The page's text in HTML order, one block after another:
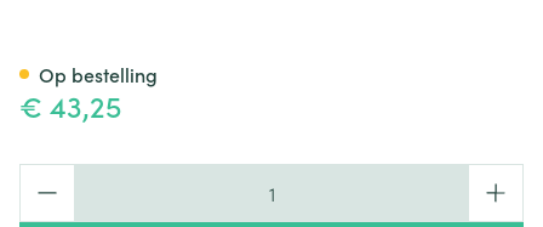
€ 43,25
Op bestelling